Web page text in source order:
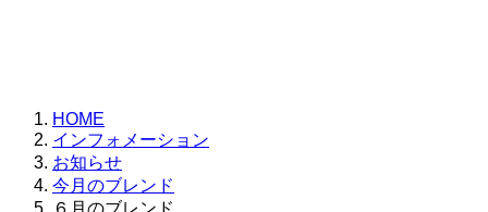
HOME
インフォメーション
お知らせ
今月のブレンド
６月のブレンド